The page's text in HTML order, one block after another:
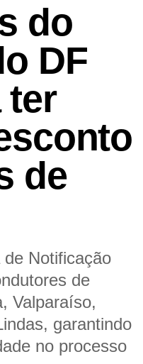
do
DF
ter
de
Notificação
de
Valparaíso,
garantindo
no processo